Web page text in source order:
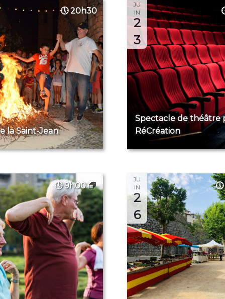
20h30
la Saint-Jean
JU
IN
2
3
Spectacle de théâtre
RéCréation
9h00
JU
IN
2
6